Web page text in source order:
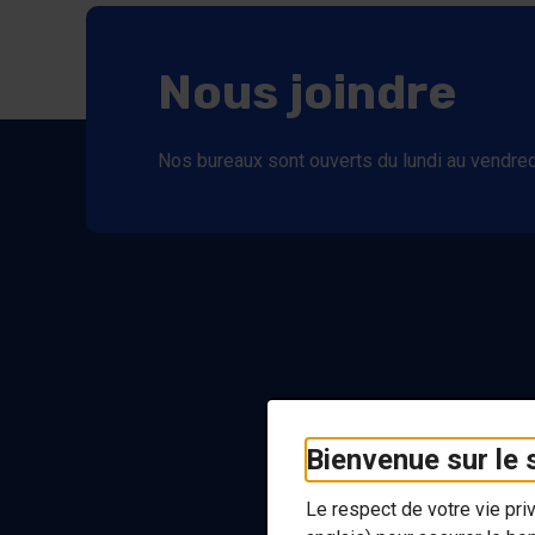
Bienvenue sur le
Le respect de votre vie
Nous joindre
Nos bureaux sont ouverts du lundi au